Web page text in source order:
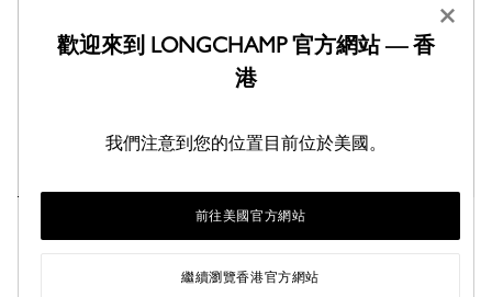
腰果色 - 皮革
Le Pliage Xtra 水桶包 XS
- 皮革
HK$4,350.00
×
歡迎來到 LONGCHAMP 官方網站 — 香
港
我們注意到您的位置目前位於美國。
前往美國官方網站
繼續瀏覽香港官方網站